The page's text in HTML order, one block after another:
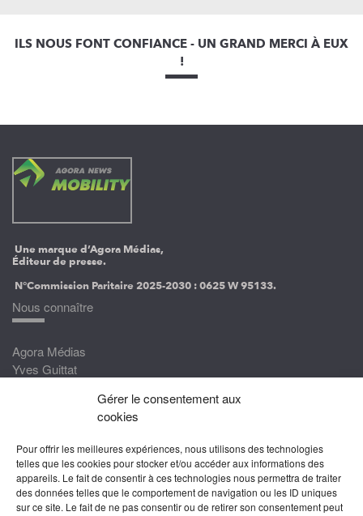
Gérer le consentement aux
cookies
Pour offrir les meilleures expériences, nous utilisons des technologies
telles que les cookies pour stocker et/ou accéder aux informations des
appareils. Le fait de consentir à ces technologies nous permettra de traiter
des données telles que le comportement de navigation ou les ID uniques
sur ce site. Le fait de ne pas consentir ou de retirer son consentement peut
ILS NOUS FONT CONFIANCE - UN GRAND MERCI À EUX
!
Une marque d’Agora Médias,
Éditeur de presse.
N°Commission Paritaire 2025-2030 :0625 W 95133.
Nous connaître
Agora Médias
Yves Guittat
Devenez correspondant
Rejoignez nos experts
Devenez Partenaire
Nous suivre